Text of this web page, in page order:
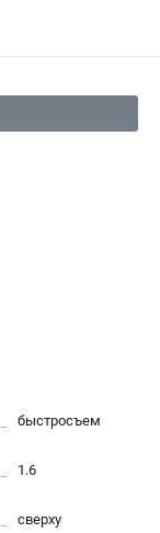
быстросъем
1.6
сверху